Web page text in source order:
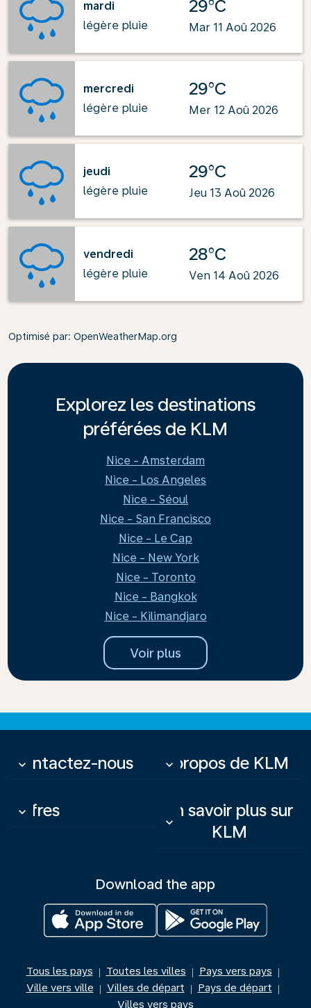
mardi
légère pluie
29°C
Mar 11 Aoû 2026
mercredi
légère pluie
29°C
Mer 12 Aoû 2026
jeudi
légère pluie
29°C
Jeu 13 Aoû 2026
vendredi
légère pluie
28°C
Ven 14 Aoû 2026
Optimisé par: OpenWeatherMap.org
Explorez les destinations
préférées de KLM
Nice - Amsterdam
Nice - Los Angeles
Nice - Séoul
Nice - San Francisco
Nice - Le Cap
Nice - New York
Nice - Toronto
Nice - Bangkok
Nice - Kilimandjaro
Voir plus
Contactez-nous
keyboard_arrow_down À propos de KLM
keyboard_arrow_down
Offres
keyboard_arrow_down
En savoir plus sur
KLM
keyboard_arrow_down
Download the app
Tous les pays | Toutes les villes | Pays vers pays |
Ville vers ville | Villes de départ | Pays de départ |
Villes vers pays